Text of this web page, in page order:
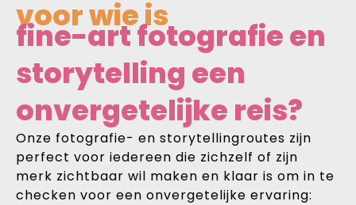
voor wie is
fine-art fotografie en
storytelling een
onvergetelijke reis?
Onze fotografie- en storytellingroutes zijn
perfect voor iedereen die zichzelf of zijn
merk zichtbaar wil maken en klaar is om in te
checken voor een onvergetelijke ervaring: